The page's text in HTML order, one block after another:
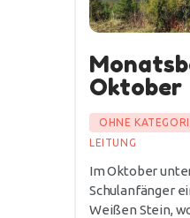
Oktober
OHNE
LEITUNG
Im Oktober
Schulanfänger
Weißen Stein,